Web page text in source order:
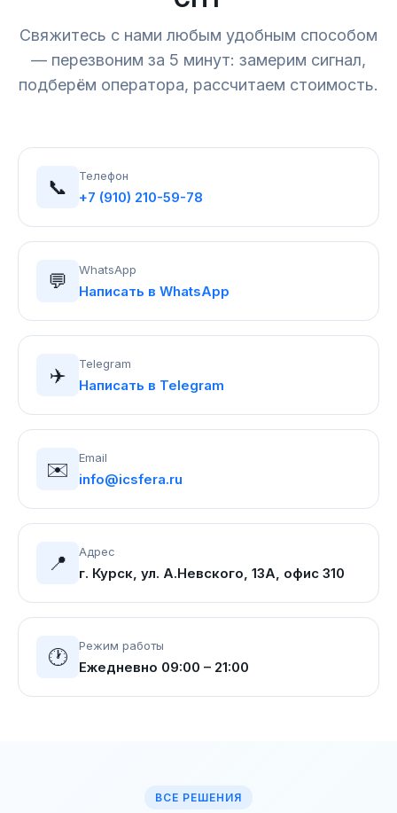
Свяжитесь с нами любым удобным способом
— перезвоним за 5 минут: замерим сигнал,
подберём оператора, рассчитаем стоимость.
📞 Телефон
+7 (910) 210-59-78
💬 WhatsApp
Написать в WhatsApp
✈️ Telegram
Написать в Telegram
✉️ Email
info@icsfera.ru
📍 Адрес
г. Курск, ул. А.Невского, 13А, офис 310
🕐 Режим работы
Ежедневно 09:00 – 21:00
ВСЕ РЕШЕНИЯ